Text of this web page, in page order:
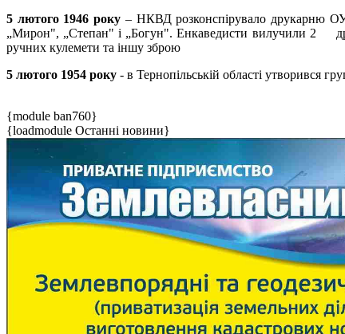
5 лютого 1946 року – НКВД розконспірувало друкарню
„Мирон", „Степан" і „Богун". Енкаведисти вилучили 2
ручних куле­мети та іншу зброю
5 лютого 1954 року - в Тернопільській області утворився
{module ban760}
{loadmodule Останні новини}